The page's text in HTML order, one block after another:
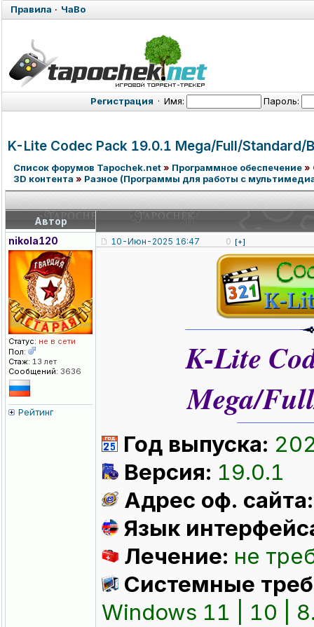
Правила · ЧаВо
Регистрация · Имя: Пароль:
K-Lite Codec Pack 19.0.1 Mega/Full/Standard/
Список форумов Tapochek.net» Программное обеспечение»
3D контента » Разное (Программы для работы с
Автор
nikola120
Статус: не в сети
Пол:
Стаж: 13 лет
Сообщений: 3636
Рейтинг
10-Июн-2025 16:47 0 [+]
K-Lite
Mega/
Год выпуска:
Версия: 19.0.1
Адрес оф.
Язык
Лечение: не
Системные
Windows 11 | 10 |